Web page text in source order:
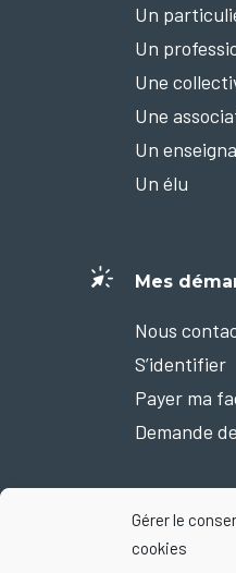
Gérer le
cookies
Un
Un
Une
Une
Un
Un élu
Mes
Nous
S’identifier
Payer ma
Demande